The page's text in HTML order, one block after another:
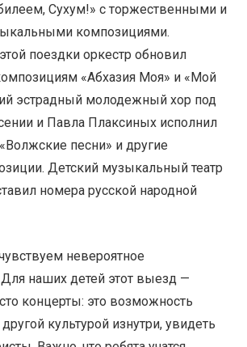
Сухум!» с торжественными и
композициями.
поездки оркестр обновил
«Абхазия Моя» и «Мой
эстрадный молодежный хор под
и Павла Плаксиных исполнил
песни» и другие
Детский музыкальный театр
номера русской народной
невероятное
Для наших детей этот выезд —
концерты: это возможность
культурой изнутри, увидеть